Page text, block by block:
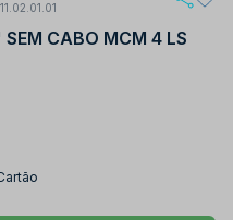
CABO MCM 4 LS